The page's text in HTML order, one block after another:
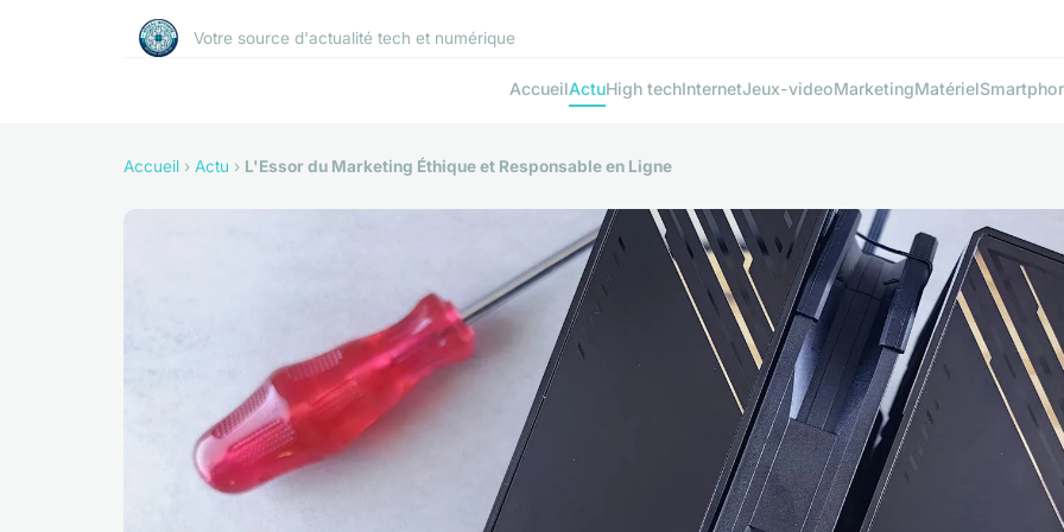
Votre source d'actualité tech et numérique
AccueilActuHigh techInternetJeux-videoMarketingMatériel
Accueil › Actu › L'Essor du Marketing Éthique et Responsable en Ligne